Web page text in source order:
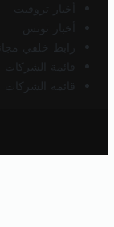
أخبار تروفيت
أخبار تونس
رابط خلفي
قائمة الشركات
قائمة الشركات